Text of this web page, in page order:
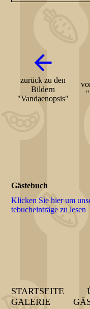
zurück zu den
Bildern
"Vandaenopsis"
Gästebuch
Klicken Sie hier um
te­buch­ein­trä­ge zu lesen
STARTSEITE
GALERIE